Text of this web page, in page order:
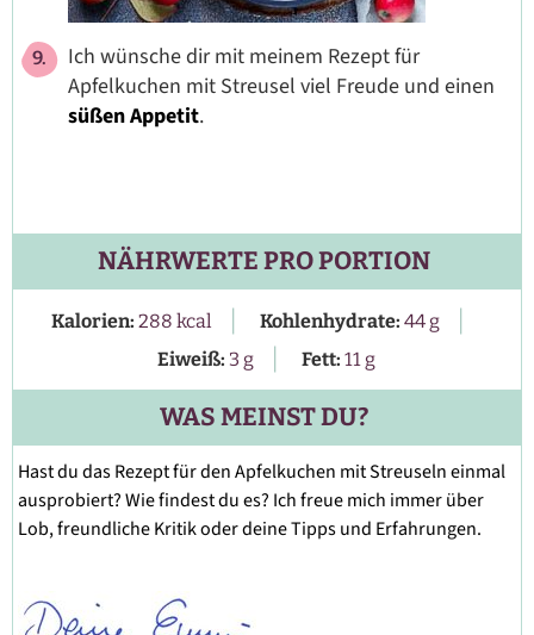
Ich wünsche dir mit meinem Rezept für
Apfelkuchen mit Streusel viel Freude und einen
süßen Appetit.
NÄHRWERTE PRO PORTION
Kalorien: 288 kcal | Kohlenhydrate: 44g |
Eiweiß: 3 g | Fett: 11g
WAS MEINST DU?
Hast du das Rezept für den Apfelkuchen mit Streuseln einmal
ausprobiert? Wie findest du es? Ich freue mich immer über
Lob, freundliche Kritik oder deine Tipps und Erfahrungen.